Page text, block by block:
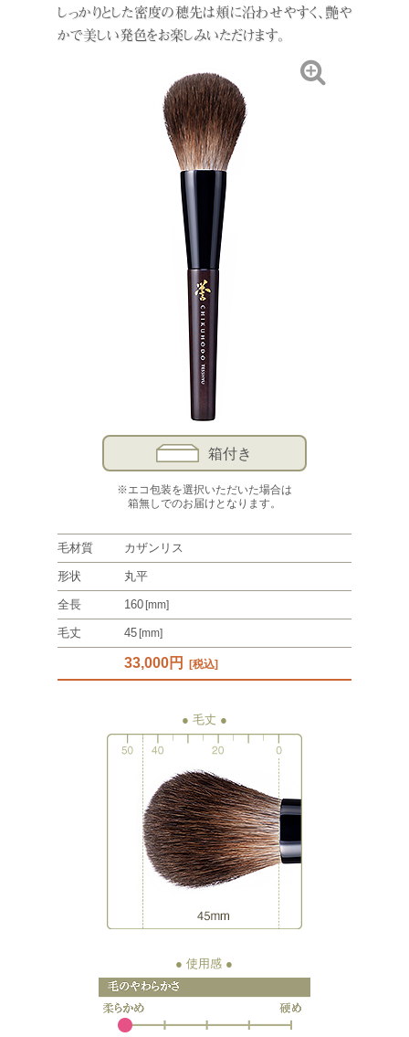
しっかりとした密度の穂先は頬に沿わせやすく、艶や
かで美しい発色をお楽しみいただけます。
箱付き
※エコ包装を選択いただいた場合は
箱無しでのお届けとなります。
毛材質 カザンリス
形状 丸平
全長 160[mm]
毛丈 45[mm]
33,000円 [税込]
● 毛丈
● 使用感